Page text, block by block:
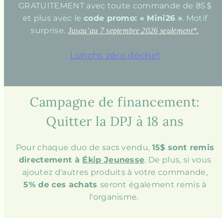
GRATUITEMENT avec toute commande de 85 $
et plus avec le code promo: « Mini26 ». Motif
surprise. Jusqu’au 7 septembre 2026 seulement*.
Lunchs zéro déchet
Campagne de financement:
Quitter la DPJ à 18 ans
Pour chaque duo de sacs vendu, 15$ sont remis
directement à Ékip Jeunesse. De plus, si vous
ajoutez d'autres produits à votre commande,
5% de ces achats seront également remis à
l'organisme.